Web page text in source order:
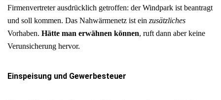
Firmenvertreter ausdrücklich getroffen: der Windpark ist beantragt
und soll kommen. Das Nahwärmenetz ist ein zusätzliches
Vorhaben. Hätte man erwähnen können, ruft dann aber keine
Verunsicherung hervor.
Einspeisung und Gewerbesteuer